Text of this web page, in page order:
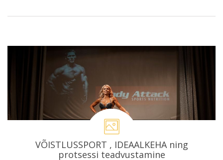
VÕISTLUSSPORT , IDEAALKEHA ning
protsessi teadvustamine